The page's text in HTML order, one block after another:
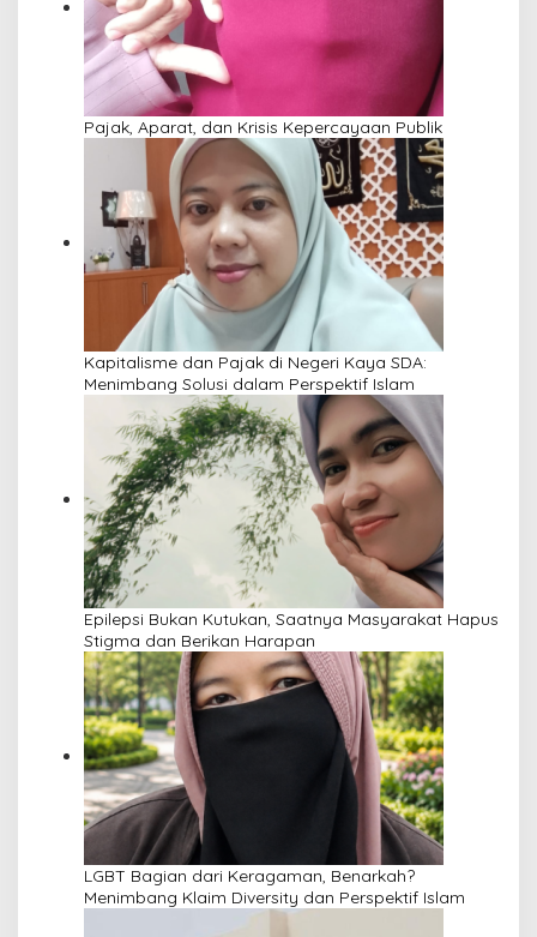
Pajak, Aparat, dan Krisis Kepercayaan Publik
Kapitalisme dan Pajak di Negeri Kaya SDA:
Menimbang Solusi dalam Perspektif Islam
Epilepsi Bukan Kutukan, Saatnya Masyarakat Hapus
Stigma dan Berikan Harapan
LGBT Bagian dari Keragaman, Benarkah?
Menimbang Klaim Diversity dan Perspektif Islam